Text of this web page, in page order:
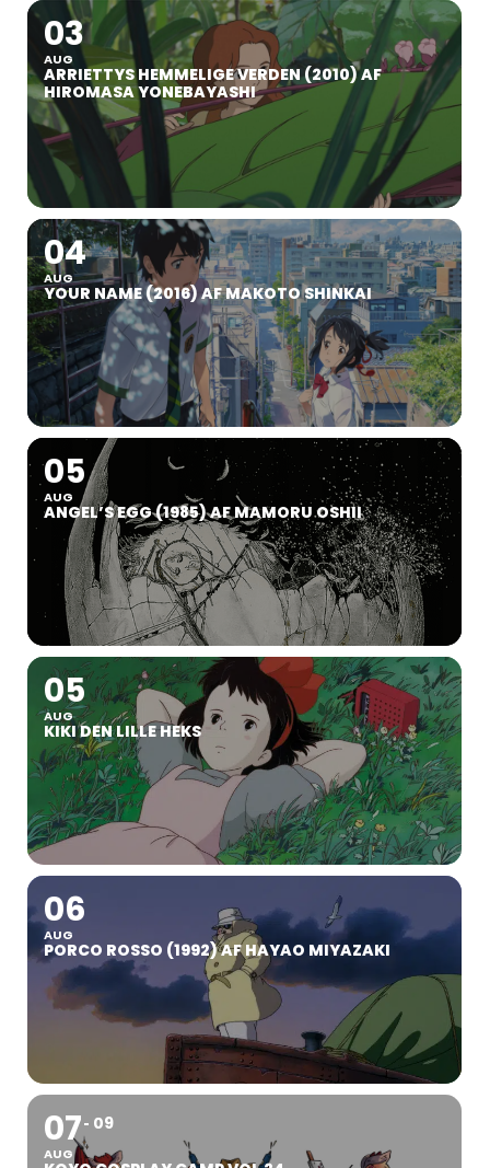
03
AUG
ARRIETTYS HEMMELIGE VERDEN (2010) AF
HIROMASA YONEBAYASHI
04
AUG
YOUR NAME (2016) AF MAKOTO SHINKAI
05
AUG
ANGEL’S EGG (1985) AF MAMORU OSHII
05
AUG
KIKI DEN LILLE HEKS
06
AUG
PORCO ROSSO (1992) AF HAYAO MIYAZAKI
07
AUG
09